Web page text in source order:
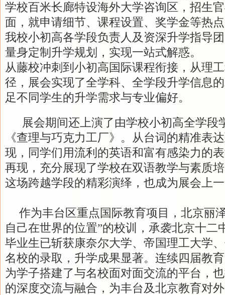
学校百米长廊特设海外大学咨询区，招生
面，就申请细节、课程设置、奖学金等热
我校小初高各学段负责人及资深升学指导
量身定制升学规划，实现一站式解惑。
从藤校冲刺到小初高国际课程衔接，从理
径，展会实现了全学科、全学段升学信息
足不同学生的升学需求与专业偏好。
展会期间还上演了由学校小初高全学段
《查理与巧克力工厂》。从台词的精准表
现，同学们用流利的英语和富有感染力的
再现，充分展现了学校在双语教学与素质
这场跨越学段的精彩演绎，也成为展会上
作为丰台区重点国际教育项目，北京丽
自己在世界的位置”的校训，承袭北京十二
毕业生已斩获康奈尔大学、帝国理工大学
名校的录取，升学成果显著。连续四届教
为学子搭建了与名校面对面交流的平台，
的深度交流与融合，为丰台及北京教育对